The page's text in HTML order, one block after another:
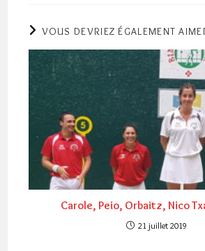
VOUS DEVRIEZ ÉGALEMENT
Carole, Peio, Orbaitz, Nico
21 juillet 2019